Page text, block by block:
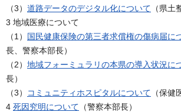
（3） 道路データのデジタル化について （県土
3 地域医療について
（1）
国民健康保険の第三者求償権の傷病届に
長、警察本部長）
（2） 地域フォーミュラリの本県の導入状況に
長）
（3）
コミュニティホスピタルについて （保健
4 死因究明について （警察本部長）